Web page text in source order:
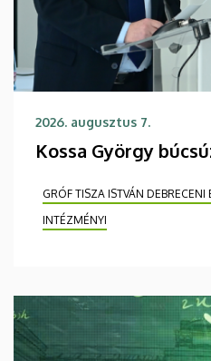
2026. augusztus 7.
Kossa György
GRÓF TISZA ISTVÁN DEBRECENI
INTÉZMÉNYI